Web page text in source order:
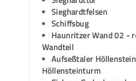
Sieghardtfelsen
Schiffsbug
Haunritzer Wand 02 -
Wandteil
Aufseßtaler
Höllensteinturm